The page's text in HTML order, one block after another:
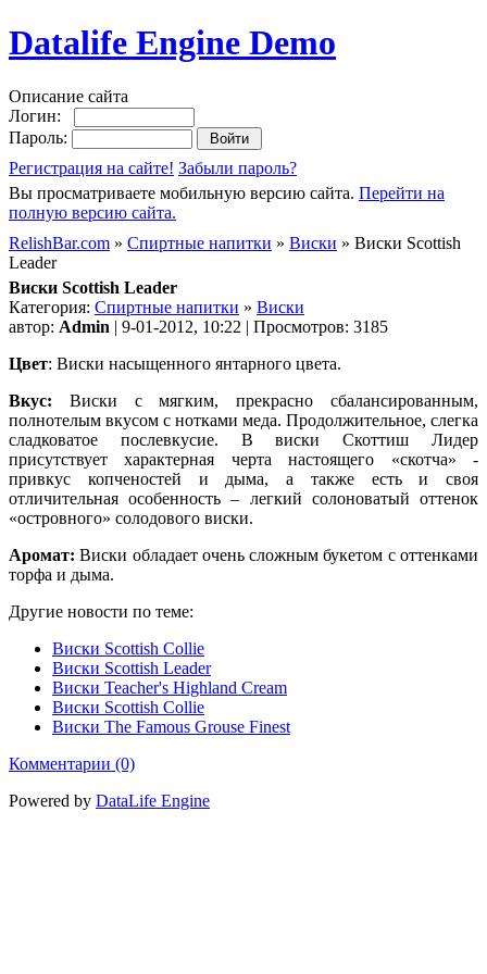
Datalife Engine Demo
Описание сайта
Логин:
Пароль:
Регистрация на сайте! Забыли пароль?
Вы просматриваете мобильную версию сайта. Перейти на
полную версию сайта.
RelishBar.com » Спиртные напитки » Виски » Виски Scottish
Leader
Виски Scottish Leader
Категория: Спиртные напитки » Виски
автор: Admin | 9-01-2012, 10:22 | Просмотров: 3185
Цвет: Виски насыщенного янтарного цвета.
Вкус: Виски с мягким, прекрасно сбалансированным,
полнотелым вкусом с нотками меда. Продолжительное, слегка
сладковатое послевкусие. В виски Скоттиш Лидер
присутствует характерная черта настоящего «скотча» -
привкус копченостей и дыма, а также есть и своя
отличительная особенность – легкий солоноватый оттенок
«островного» солодового виски.
Аромат: Виски обладает очень сложным букетом с оттенками
торфа и дыма.
Другие новости по теме:
Виски Scottish Collie
Виски Scottish Leader
Виски Teacher's Highland Cream
Виски Scottish Collie
Виски The Famous Grouse Finest
Комментарии (0)
Powered by DataLife Engine